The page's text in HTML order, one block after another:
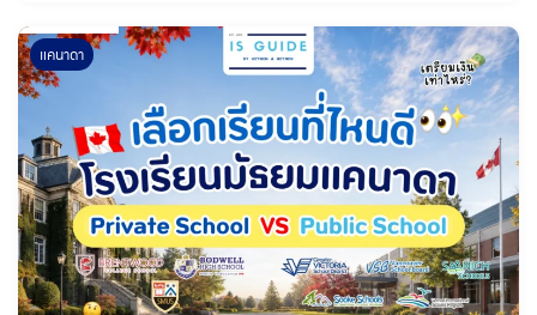
แคนาดา